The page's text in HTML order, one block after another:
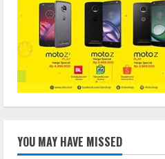
YOU MAY HAVE MISSED